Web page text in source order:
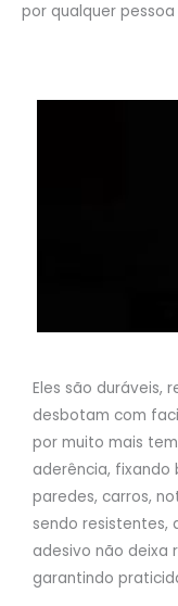
por qualquer pessoa
Eles são duráveis,
desbotam com
por muito mais
aderência, fixando
paredes, carros,
sendo resistentes,
adesivo não deixa
garantindo